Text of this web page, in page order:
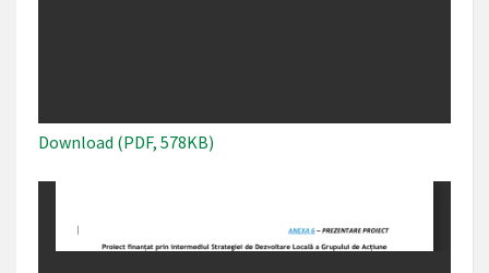
Download (PDF, 578KB)